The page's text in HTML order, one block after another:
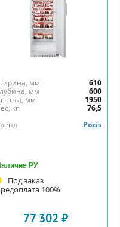
мм
610
мм
600
мм
1950
кг
76,5
Pozis
РУ
Под заказ
100%
77 302 ₽